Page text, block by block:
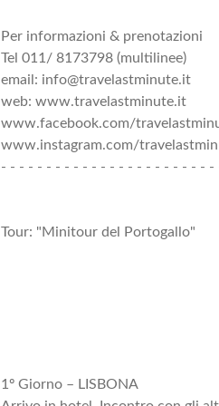
Per informazioni & prenotazioni
Tel 011/ 8173798 (multilinee)
email: info@travelastminute.it
web: www.travelastminute.it
www.facebook.com/
www.instagram.com/
- - - - - - - - - - - - - - - - - - - - - - - -
Tour: "Minitour del Portogallo"
1º Giorno – LISBONA